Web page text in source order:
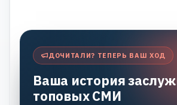
ДОЧИТАЛИ? ТЕПЕРЬ ВАШ ХОД
Ваша история
топовых СМИ